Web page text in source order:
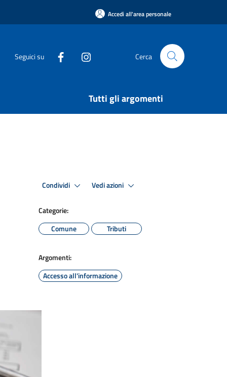
Accedi all'area personale
Seguici su Cerca
Tutti gli argomenti
Condividi Vedi azioni
Categorie:
Comune
Tributi
Argomenti:
Accesso all'informazione